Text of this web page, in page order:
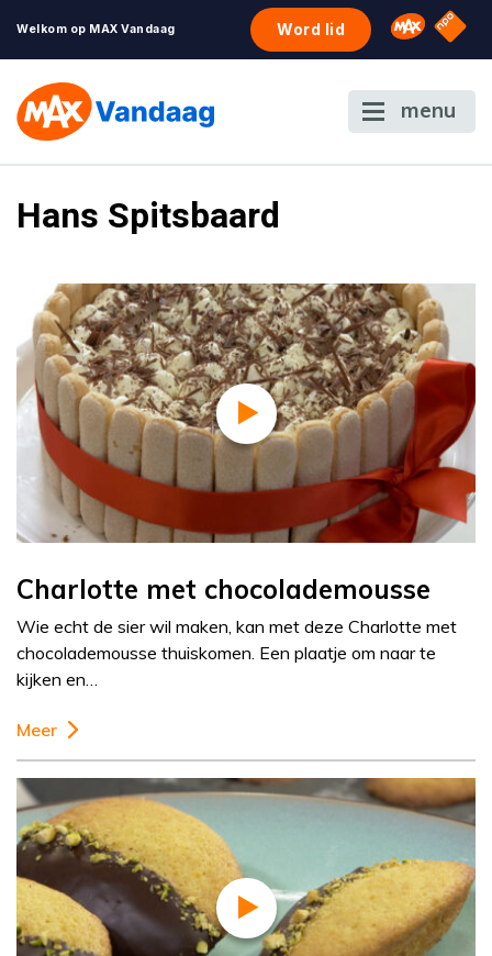
Welkom op MAX Vandaag Word lid Omroep
NPO
menu
Hans Spitsbaard
Charlotte met chocolademousse
Wie echt de sier wil maken, kan met deze Charlotte met
chocolademousse thuiskomen. Een plaatje om naar te
kijken en…
Meer